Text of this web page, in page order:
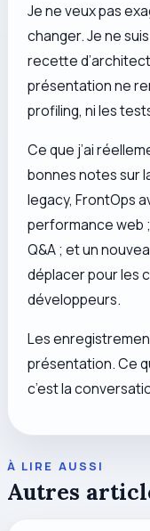
Je ne veux pas
changer. Je ne
recette
présentation ne
profiling, ni les
Ce que j’ai
bonnes notes sur
legacy, FrontOps
performance web
Q&A ; et un
déplacer pour les
développeurs.
Les
présentation. Ce
c’est la
À LIRE AUSSI
Autres